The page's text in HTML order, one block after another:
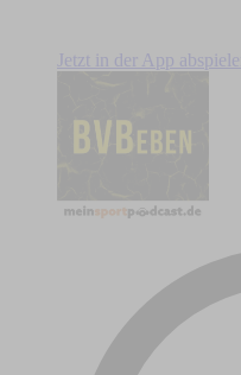
Jetzt in der App abspielen